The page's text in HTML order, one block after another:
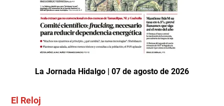
La Jornada Hidalgo | 07 de agosto de 2026
El Reloj